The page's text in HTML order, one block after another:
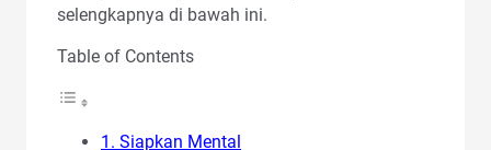
selengkapnya di bawah ini.
Table of Contents
1. Siapkan Mental